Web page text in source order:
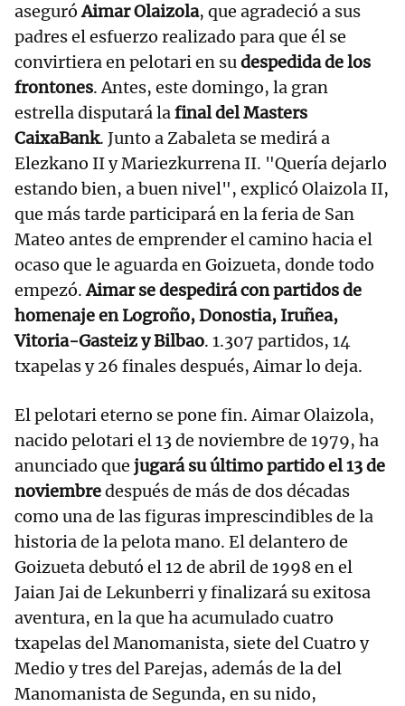
aseguróAimar Olaizola, que agradeció a sus
padres el esfuerzo realizado para que él se
convirtiera en pelotari en sudespedida de los
frontones. Antes, este domingo, la gran
estrella disputará lafinal del Masters
CaixaBank. Junto a Zabaleta se medirá a
Elezkano II y Mariezkurrena II. "Quería dejarlo
estando bien, a buen nivel", explicó Olaizola II,
que más tarde participará en la feria de San
Mateo antes de emprender el camino hacia el
ocaso que le aguarda en Goizueta, donde todo
empezó.Aimar se despedirá con partidos de
homenaje en Logroño, Donostia, Iruñea,
Vitoria-Gasteiz y Bilbao. 1.307 partidos, 14
txapelas y 26 finales después, Aimar lo deja.
El pelotari eterno se pone fin. Aimar Olaizola,
nacido pelotari el 13 de noviembre de 1979, ha
anunciado que jugará su último partido el 13 de
noviembredespués de más de dos décadas
como una de las figuras imprescindibles de la
historia de la pelota mano. El delantero de
Goizueta debutó el 12 de abril de 1998 en el
Jaian Jai de Lekunberri y finalizará su exitosa
aventura, en la que ha acumulado cuatro
txapelas del Manomanista, siete del Cuatro y
Medio y tres del Parejas, además de la del
Manomanista de Segunda, en su nido,